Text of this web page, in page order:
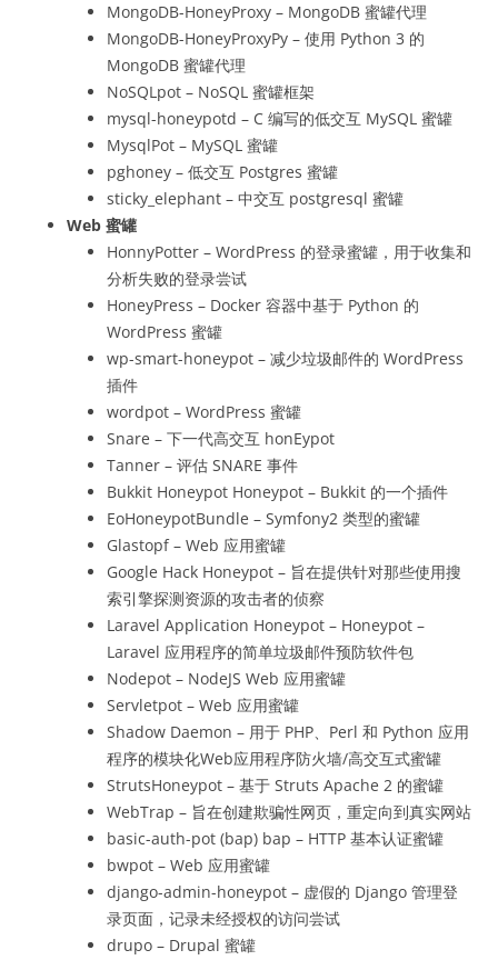
MongoDB-HoneyProxy – MongoDB 蜜罐代理
MongoDB-HoneyProxyPy – 使用 Python 3 的
MongoDB 蜜罐代理
NoSQLpot – NoSQL 蜜罐框架
mysql-honeypotd – C 编写的低交互 MySQL 蜜罐
MysqlPot – MySQL 蜜罐
pghoney – 低交互 Postgres 蜜罐
sticky_elephant – 中交互 postgresql 蜜罐
Web 蜜罐
HonnyPotter – WordPress 的登录蜜罐，用于收集和
分析失败的登录尝试
HoneyPress – Docker 容器中基于 Python 的
WordPress 蜜罐
wp-smart-honeypot – 减少垃圾邮件的 WordPress
插件
wordpot – WordPress 蜜罐
Snare – 下一代高交互 honEypot
Tanner – 评估 SNARE 事件
Bukkit Honeypot Honeypot – Bukkit 的一个插件
EoHoneypotBundle – Symfony2 类型的蜜罐
Glastopf – Web 应用蜜罐
Google Hack Honeypot – 旨在提供针对那些使用搜
索引擎探测资源的攻击者的侦察
Laravel Application Honeypot – Honeypot –
Laravel 应用程序的简单垃圾邮件预防软件包
Nodepot – NodeJS Web 应用蜜罐
Servletpot – Web 应用蜜罐
Shadow Daemon – 用于 PHP、Perl 和 Python 应用
程序的模块化Web应用程序防火墙/高交互式蜜罐
StrutsHoneypot – 基于 Struts Apache 2 的蜜罐
WebTrap – 旨在创建欺骗性网页，重定向到真实网站
basic-auth-pot (bap) bap – HTTP 基本认证蜜罐
bwpot – Web 应用蜜罐
django-admin-honeypot – 虚假的 Django 管理登
录页面，记录未经授权的访问尝试
drupo – Drupal 蜜罐